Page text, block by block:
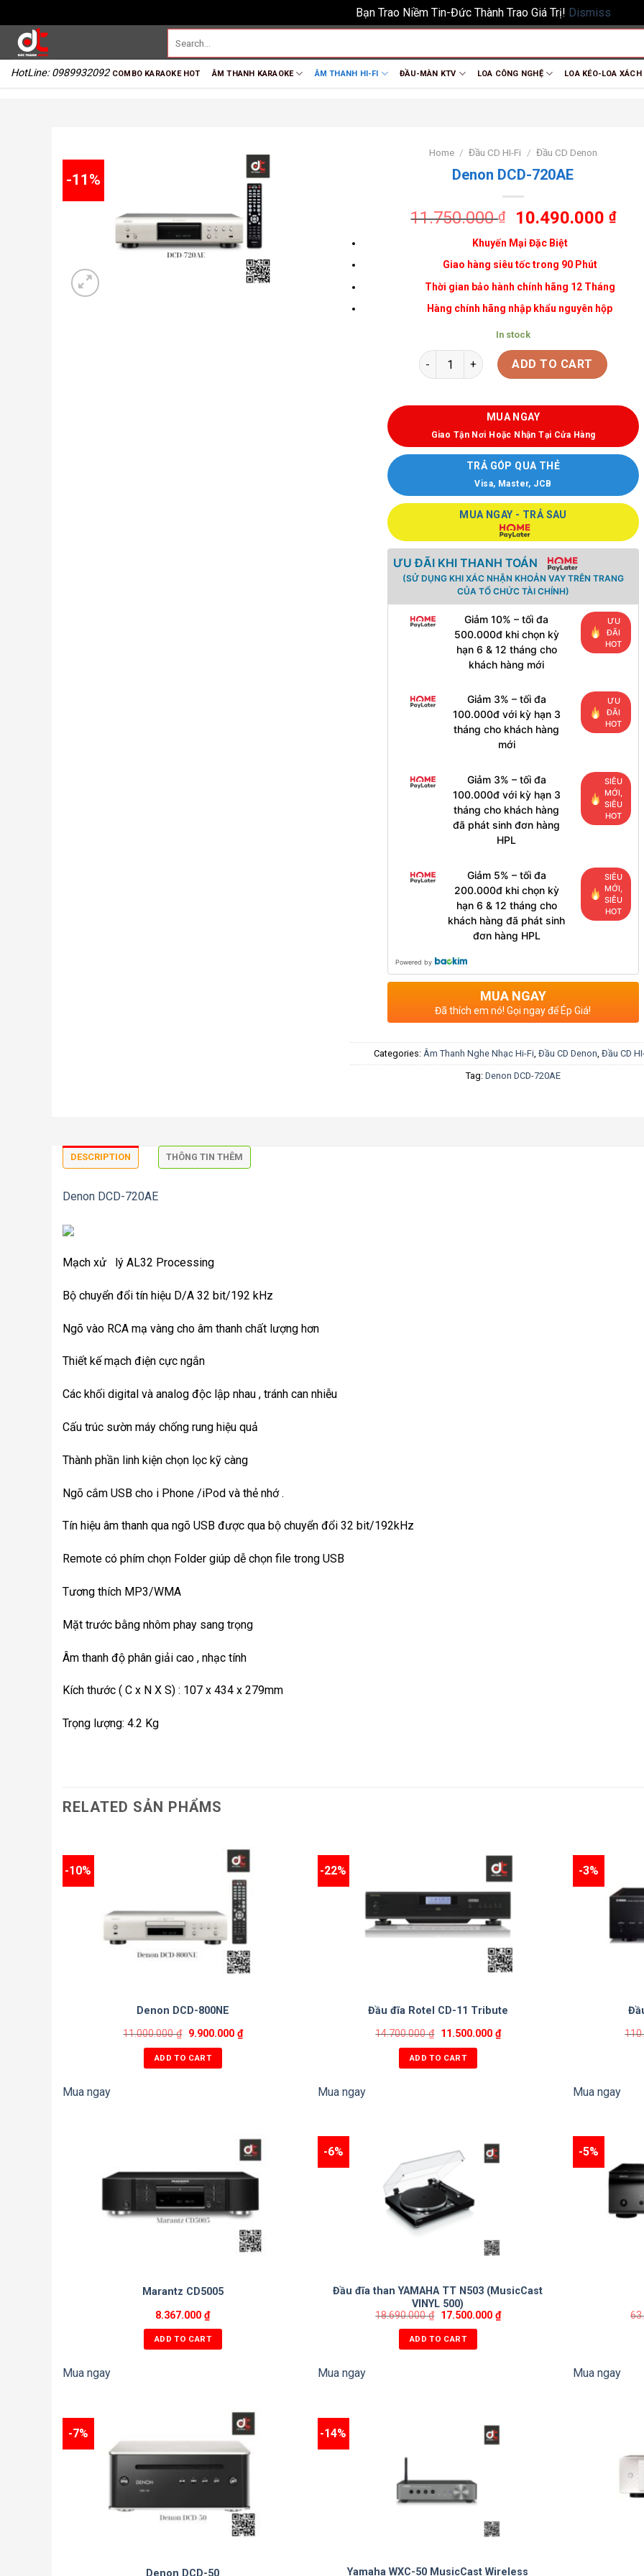
Bạn Trao Niềm Tin-Đức Thành Trao Giá Trị! Dismiss
HotLine: 0989932092 COMBO KARAOKE HOT ÂM THANH KARAOKE ÂM THANH HI-FI ĐẦU-MÀN KTV LOA CÔNG NGHỆ LOA KÉO-LOA XÁCH
-11%
Home / Đầu CD HI-Fi / Đầu CD Denon
Denon DCD-720AE
11.750.000₫ 10.490.000 ₫
Khuyến Mại Đặc Biệt
Giao hàng siêu tốc trong 90 Phút
Thời gian bảo hành chính hãng 12 Tháng
Hàng chính hãng nhập khẩu nguyên hộp
In stock
ADD TO CART
MUA NGAY
Giao Tận Nơi Hoặc Nhận Tại Cửa Hàng
TRẢ GÓP QUA THẺ
Visa, Master, JCB
MUA NGAY - TRẢ SAU
ƯU ĐÃI KHI THANH TOÁN
(SỬ DỤNG KHI XÁC NHẬN KHOẢN VAY TRÊN TRANG
CỦA TỔ CHỨC TÀI CHÍNH)
Giảm 10% – tối đa
500.000đ khi chọn kỳ
hạn 6 & 12 tháng cho
khách hàng mới
ƯU
ĐÃI
HOT
Giảm 3% – tối đa
100.000đ với kỳ hạn 3
tháng cho khách hàng
mới
ƯU
ĐÃI
HOT
Giảm 3% – tối đa
100.000đ với kỳ hạn 3
tháng cho khách hàng
đã phát sinh đơn hàng
HPL
SIÊU
MỚI,
SIÊU
HOT
Giảm 5% – tối đa
200.000đ khi chọn kỳ
hạn 6 & 12 tháng cho
khách hàng đã phát sinh
đơn hàng HPL
SIÊU
MỚI,
SIÊU
HOT
Powered by
MUA NGAY
Đã thích em nó! Gọi ngay để Ép Giá!
Categories: Âm Thanh Nghe Nhạc Hi-Fi Đầu CD Denon Đầu CD
Tag: Denon DCD-720AE
DESCRIPTION THÔNG TIN THÊM
Denon DCD-720AE
Mạch xử lý AL32 Processing
Bộ chuyển đổi tín hiệu D/A 32 bit/192 kHz
Ngõ vào RCA mạ vàng cho âm thanh chất lượng hơn
Thiết kế mạch điện cực ngắn
Các khối digital và analog độc lập nhau , tránh can nhiễu
Cấu trúc sườn máy chống rung hiệu quả
Thành phần linh kiện chọn lọc kỹ càng
Ngõ cắm USB cho i Phone /iPod và thẻ nhớ .
Tín hiệu âm thanh qua ngõ USB được qua bộ chuyển đổi 32 bit/192kHz
Remote có phím chọn Folder giúp dễ chọn file trong USB
Tương thích MP3/WMA
Mặt trước bằng nhôm phay sang trọng
Âm thanh độ phân giải cao , nhạc tính
Kích thước ( C x N X S) : 107 x 434 x 279mm
Trọng lượng: 4.2 Kg
RELATED SẢN PHẨMS
-10%
Denon DCD-800NE
11.000.000₫ 9.900.000 ₫
ADD TO CART
Mua ngay
-22%
Đầu đĩa Rotel CD-11 Tribute
14.700.000₫ 11.500.000 ₫
ADD TO CART
Mua ngay
-3%
Mua ngay
Marantz CD5005
8.367.000₫
ADD TO CART
Mua ngay
-6%
Đầu đĩa than YAMAHA TT N503 (MusicCast
VINYL 500)
18.690.000₫ 17.500.000 ₫
ADD TO CART
Mua ngay
-5%
Mua ngay
-7%
Denon DCD-50
-14%
Yamaha WXC-50 MusicCast Wireless